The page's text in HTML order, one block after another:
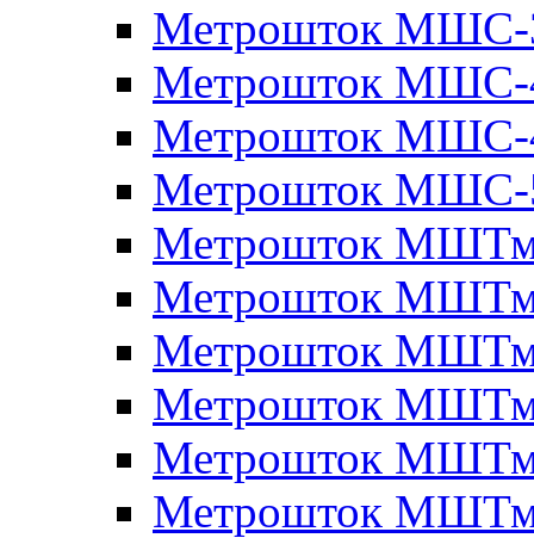
Метрошток МШС-
Метрошток МШС-
Метрошток МШС-
Метрошток МШС-
Метрошток
Метрошток
Метрошток
Метрошток
Метрошток
Метрошток